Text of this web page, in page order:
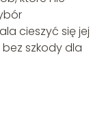
cieszyć się jej
szkody dla